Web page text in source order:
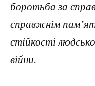
боротьба за
справжнім
стійкості
війни.